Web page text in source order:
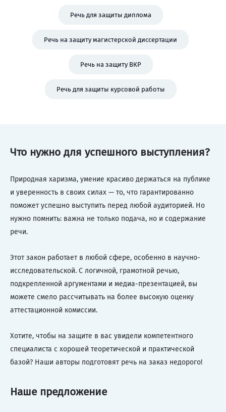
Речь для защиты диплома
Речь на защиту магистерской диссертации
Речь на защиту ВКР
Речь для защиты курсовой работы
Что нужно для успешного выступления?
Природная харизма, умение красиво держаться на публике
и уверенность в своих силах — то, что гарантированно
поможет успешно выступить перед любой аудиторией. Но
нужно помнить: важна не только подача, но и содержание
речи.
Этот закон работает в любой сфере, особенно в научно-
исследовательской. С логичной, грамотной речью,
подкрепленной аргументами и медиа-презентацией, вы
можете смело рассчитывать на более высокую оценку
аттестационной комиссии.
Хотите, чтобы на защите в вас увидели компетентного
специалиста с хорошей теоретической и практической
базой? Наши авторы подготовят речь на заказ недорого!
Наше предложение